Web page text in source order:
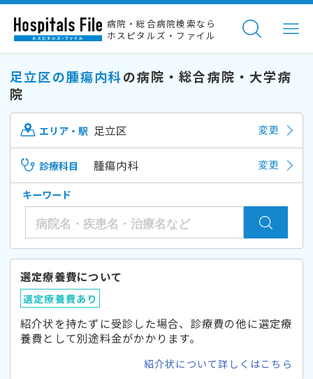
病院・総合病院検索なら
ホスピタルズ・ファイル
足立区の腫瘍内科の病院・総合病院・大学病
院
エリア・駅 足立区 変更
診療科目 腫瘍内科 変更
キーワード
選定療養費について
選定療養費あり
紹介状を持たずに受診した場合、診療費の他に選定療
養費として別途料金がかかります。
紹介状について詳しくはこちら